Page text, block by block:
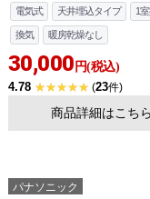
電気式 天井埋込タイプ 1
換気 暖房乾燥なし
30,000 円(税込)
4.78 (23件)
商品詳細はこちら
パナソニック